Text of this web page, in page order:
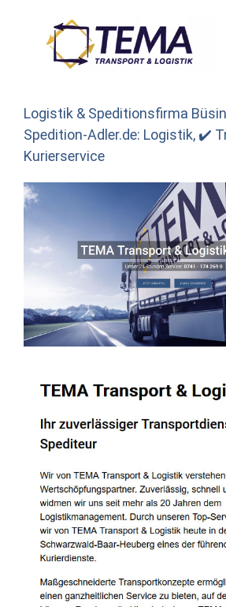
Logistik & Speditionsfirma
Spedition-Adler.de: Logistik, ✔️
Kurierservice